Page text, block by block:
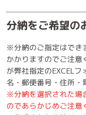
分納をご希望の
※分納のご指定はでき
かかりますのでご注
が弊社指定のEXCEL
名・郵便番号・住所・
※分納を選択された場
のであらかじめご注意